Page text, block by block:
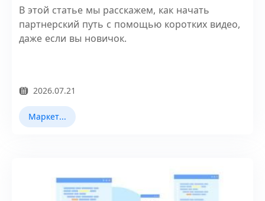
YouTube Shorts
В этой статье мы расскажем, как начать
партнерский путь с помощью коротких видео,
даже если вы новичок.
2026.07.21
Маркетинг в TikTok